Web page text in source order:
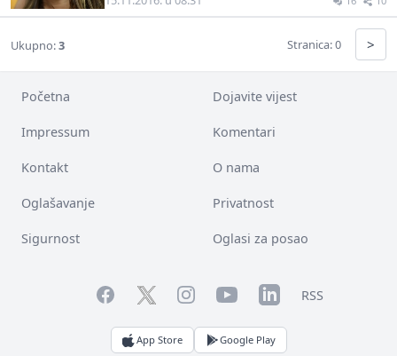
Ukupno:3 Stranica: 0 >
Početna Dojavite vijest
Impressum Komentari
Kontakt O nama
Oglašavanje Privatnost
Sigurnost Oglasi za posao
FacebookTwitterInstagramYouTubeLinkedInRSS
App Store Google Play